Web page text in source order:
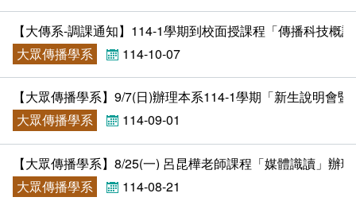
【大傳系-調課通知】114-1學期到校面授課程「傳播科技概
大眾傳播學系
114-10-07
【大眾傳播學系】9/7(日)辦理本系114-1學期「新生說明會
大眾傳播學系
114-09-01
【大眾傳播學系】8/25(一) 呂昆樺老師課程「媒體識讀」辦
大眾傳播學系
114-08-21